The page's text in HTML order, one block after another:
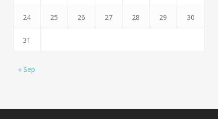
24 25 26 27 28 29 30
31
« Sep